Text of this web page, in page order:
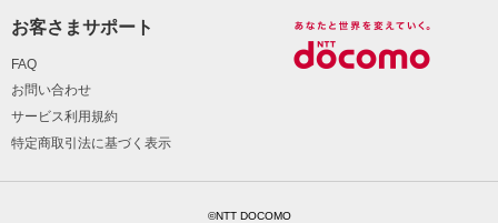
お客さまサポート
FAQ
お問い合わせ
サービス利用規約
特定商取引法に基づく表示
©NTT DOCOMO